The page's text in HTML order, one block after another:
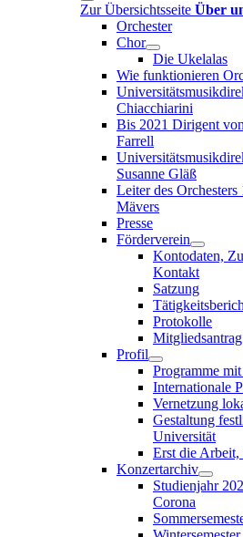
Zur Übersichtsseite Über
Orchester
Chor
Die Ukelalas
Wie funktionieren
Chiacchiarini
Bis 2021 Dirigent
Farrell
Susanne Gläß
Leiter des
Mävers
Presse
Förderverein
Kontodaten,
Kontakt
Satzung
Protokolle
Mitgliedsantrag
Profil
Programme
Internationale
Vernetzung
Gestaltung
Universität
Erst die Arbeit,
Konzertarchiv
Studienjahr
Corona